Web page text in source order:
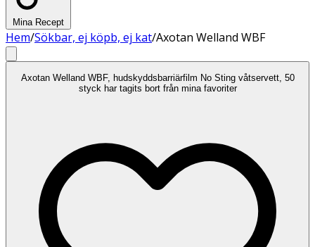
Mina Recept
Hem/Sökbar, ej köpb, ej kat/Axotan Welland WBF
Axotan Welland WBF, hudskyddsbarriärfilm No Sting våtservett, 50
styck har tagits bort från mina favoriter